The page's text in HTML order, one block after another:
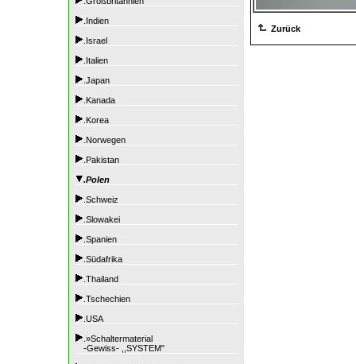
.Indien
.Israel
.Italien
.Japan
.Kanada
.Korea
.Norwegen
.Pakistan
.Polen
.Schweiz
.Slowakei
.Spanien
.Südafrika
.Thailand
.Tschechien
.USA
.»Schaltermaterial
-Gewiss- ,,SYSTEM"
Zurück